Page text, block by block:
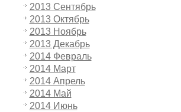
2013 Сентябрь
2013 Октябрь
2013 Ноябрь
2013 Декабрь
2014 Февраль
2014 Март
2014 Апрель
2014 Май
2014 Июнь